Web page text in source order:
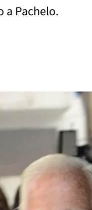
a Pachelo.